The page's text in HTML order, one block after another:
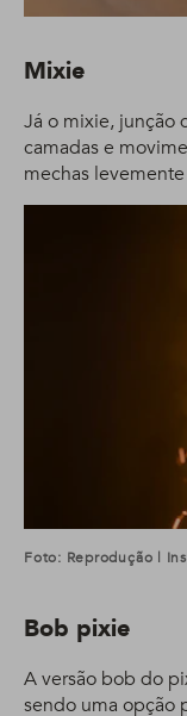
Mixie
Já o mixie, junção
camadas e
mechas
Foto: Reprodução |
Bob pixie
A versão bob do
sendo uma opção